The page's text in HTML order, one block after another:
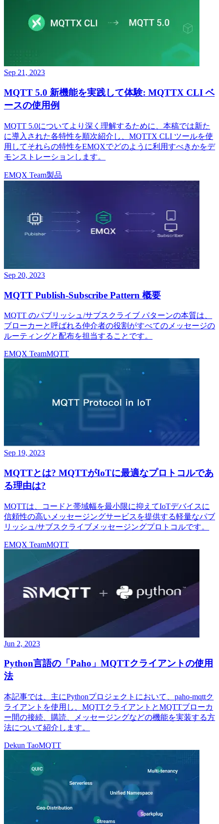
Sep 21, 2023
MQTT 5.0 新機能を実践して体験: MQTTX CLI ベ
ースの使用例
MQTT 5.0についてより深く理解するために、本稿では新た
に導入された各特性を順次紹介し、MQTTX CLI ツールを使
用してそれらの特性をEMQXでどのように利用すべきかをデ
モンストレーションします。
EMQX Team製品
Sep 20, 2023
MQTT Publish-Subscribe Pattern 概要
MQTT のパブリッシュ/サブスクライブ パターンの本質は、
ブローカーと呼ばれる仲介者の役割がすべてのメッセージの
ルーティングと配布を担当することです。
EMQX TeamMQTT
Sep 19, 2023
MQTTとは? MQTTがIoTに最適なプロトコルであ
る理由は?
MQTTは、コードと帯域幅を最小限に抑えてIoTデバイスに
信頼性の高いメッセージングサービスを提供する軽量なパブ
リッシュ/サブスクライブメッセージングプロトコルです。
EMQX TeamMQTT
Jun 2, 2023
Python言語の「Paho」MQTTクライアントの使用
法
本記事では、主にPythonプロジェクトにおいて、paho-mqttク
ライアントを使用し、MQTTクライアントとMQTTブローカ
ー間の接続、購読、メッセージングなどの機能を実装する方
法について紹介します。
Dekun TaoMQTT